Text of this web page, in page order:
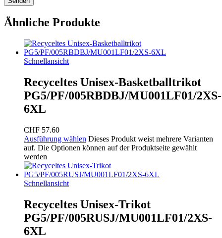
Ähnliche Produkte
Schnellansicht
Recyceltes Unisex-Basketballtrikot
PG5/PF/005RBDBJ/MU001LF01/2XS-
6XL
CHF 57.60
Ausführung wählen Dieses Produkt weist mehrere Varianten
auf. Die Optionen können auf der Produktseite gewählt
werden
Schnellansicht
Recyceltes Unisex-Trikot
PG5/PF/005RUSJ/MU001LF01/2XS-
6XL